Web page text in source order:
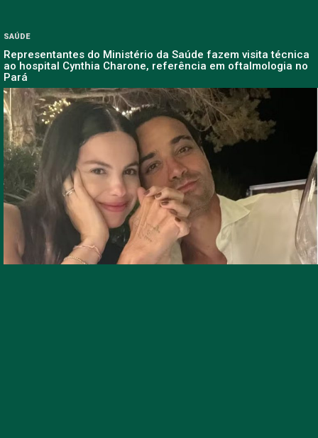
SAÚDE
Representantes do Ministério da Saúde fazem visita técnica
ao hospital Cynthia Charone, referência em oftalmologia no
Pará